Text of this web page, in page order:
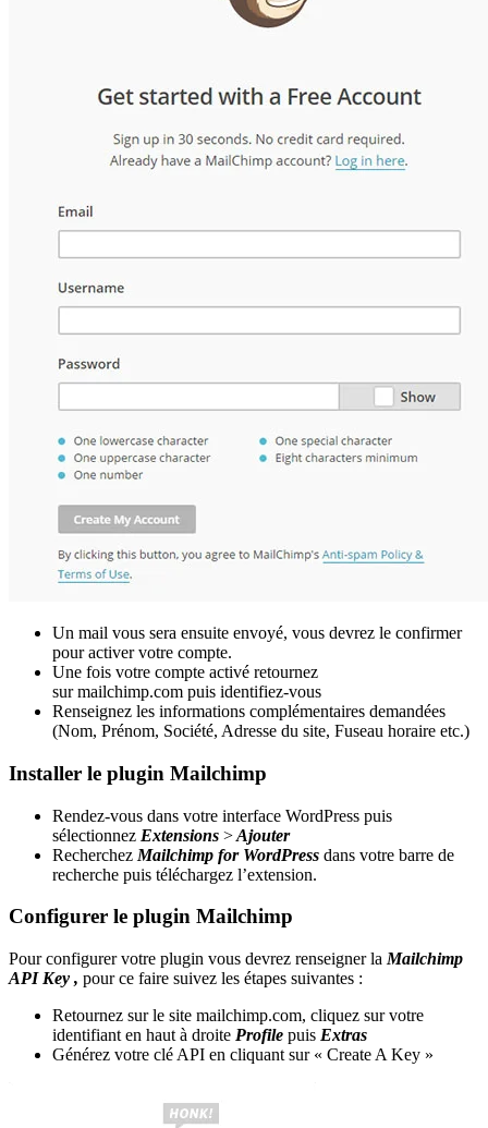
Un mail vous sera ensuite envoyé, vous devrez le confirmer
pour activer votre compte.
Une fois votre compte activé retournez
sur mailchimp.com puis identifiez-vous
Renseignez les informations complémentaires demandées
(Nom, Prénom, Société, Adresse du site, Fuseau horaire etc.)
Installer le plugin Mailchimp
Rendez-vous dans votre interface WordPress puis
sélectionnez Extensions >Ajouter
Recherchez Mailchimp for WordPress dans votre barre de
recherche puis téléchargez l’extension.
Configurer le plugin Mailchimp
Pour configurer votre plugin vous devrez renseigner la Mailchimp
API Key , pour ce faire suivez les étapes suivantes :
Retournez sur le site mailchimp.com, cliquez sur votre
identifiant en haut à droite Profile puis Extras
Générez votre clé API en cliquant sur « Create A Key »